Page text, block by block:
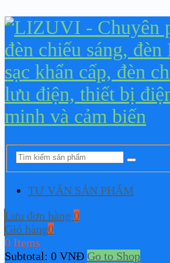
TƯ VẤN SẢN PHẨM
Lưu đơn hàng 0
Giỏ hàng0
0 Items
Subtotal: 0 VNĐ Go to Shop